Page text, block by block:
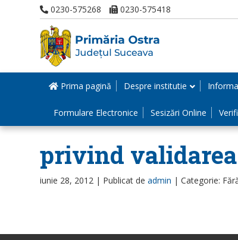
0230-575268 0230-575418
Prima pagină Despre institutie
Formulare Electronice Sesizări Online
privind
iunie 28, 2012 | Publicat de admin | Categorie: